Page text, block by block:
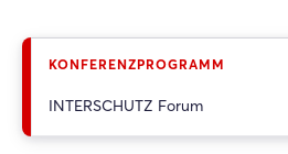
Rettungsdienstbedarfsplanung kann
KONFERENZPROGRAMM
INTERSCHUTZ Forum